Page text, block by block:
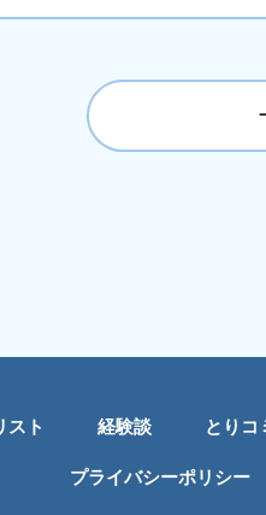
スト 経験談 とりコ
プライバシーポリシー